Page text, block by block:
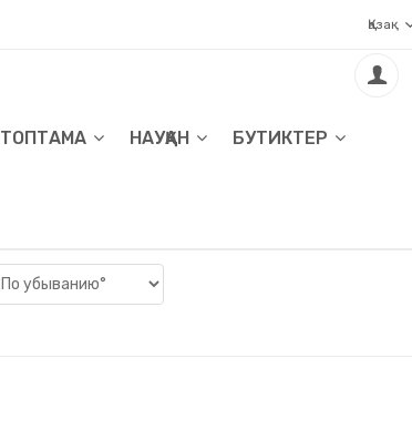
Қазақ
ТОПТАМА НАУҚАН БУТИКТЕР